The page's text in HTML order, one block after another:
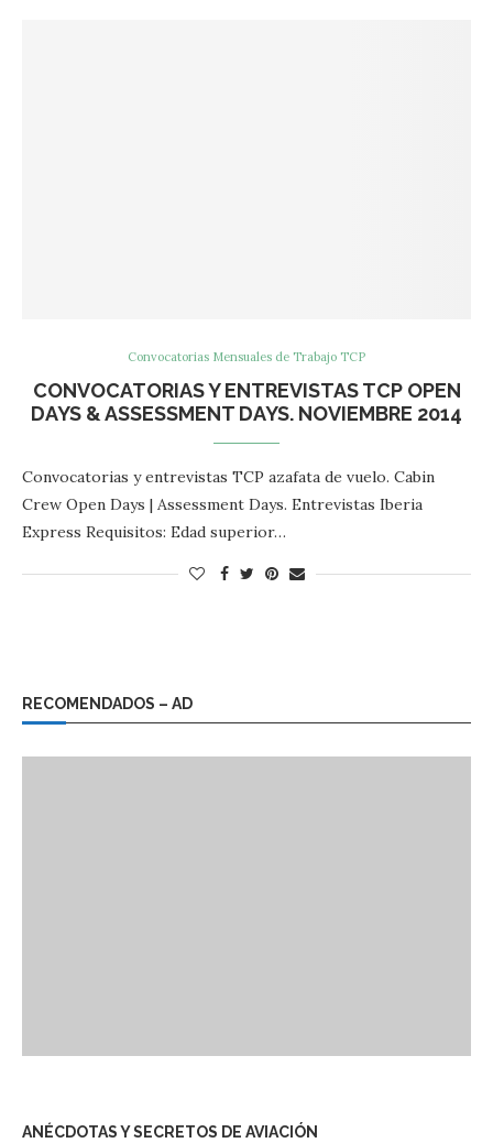
Convocatorias Mensuales de Trabajo TCP
CONVOCATORIAS Y ENTREVISTAS TCP OPEN
DAYS & ASSESSMENT DAYS. NOVIEMBRE 2014
Convocatorias y entrevistas TCP azafata de vuelo. Cabin
Crew Open Days | Assessment Days. Entrevistas Iberia
Express Requisitos: Edad superior…
RECOMENDADOS – AD
ANÉCDOTAS Y SECRETOS DE AVIACIÓN